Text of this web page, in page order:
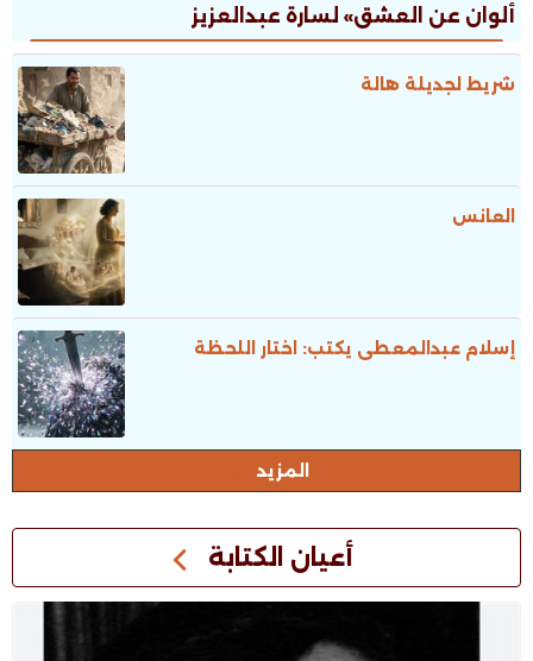
ألوان عن العشق» لسارة عبدالعزيز
شريط لجديلة هالة
العانس
إسلام عبدالمعطى يكتب: اختار اللحظة
المزيد
أعيان الكتابة